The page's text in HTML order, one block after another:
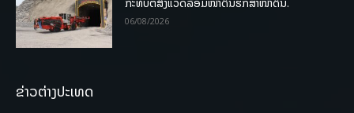
ກະທົບຕໍ່ສິ່ງແວດລ້ອມໜ້າດິນຮັກສາໜ້າດິນ.
06/08/2026
ຂ່າວຕ່າງປະເທດ